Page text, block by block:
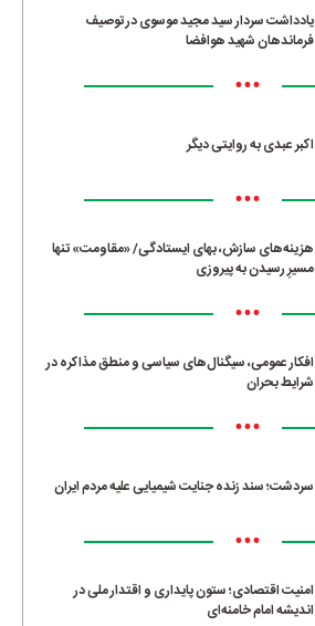
یادداشت سردار سید مجید موسوی در توصیف
فرماندهان شهید هوافضا
•••
اکبر عبدی به روایتی دیگر
•••
هزینه‌های سازش، بهای ایستادگی/ «مقاومت» تنها
مسیرِ رسیدن به پیروزی
•••
افکار عمومی، سیگنال‌های سیاسی و منطق مذاکره در
شرایط بحران
•••
سردشت؛ سند زنده جنایت شیمیایی علیه مردم ایران
•••
امنیت اقتصادی؛ ستون پایداری و اقتدار ملی در
اندیشه امام خامنه‌ای